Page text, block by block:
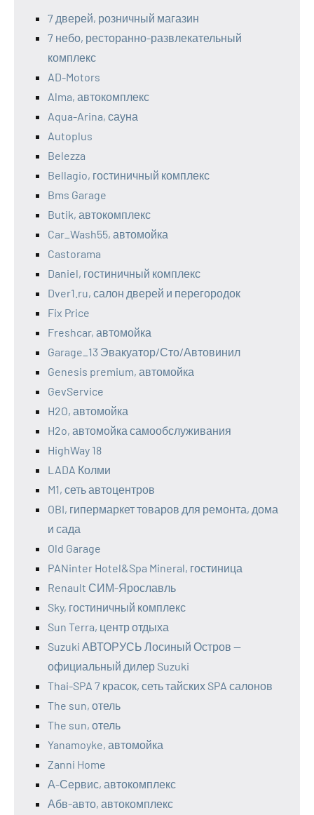
7 дверей, розничный магазин
7 небо, ресторанно-развлекательный
комплекс
AD-Motors
Alma, автокомплекс
Aqua-Arina, сауна
Autoplus
Belezza
Bellagio, гостиничный комплекс
Bms Garage
Butik, автокомплекс
Car_Wash55, автомойка
Castorama
Daniel, гостиничный комплекс
Dver1.ru, салон дверей и перегородок
Fix Price
Freshcar, автомойка
Garage_13 Эвакуатор/Сто/Автовинил
Genesis premium, автомойка
GevService
H2O, автомойка
H2o, автомойка самообслуживания
HighWay 18
LADA Колми
M1, сеть автоцентров
OBI, гипермаркет товаров для ремонта, дома
и сада
Old Garage
PANinter Hotel&Spa Mineral, гостиница
Renault СИМ-Ярославль
Sky, гостиничный комплекс
Sun Terra, центр отдыха
Suzuki АВТОРУСЬ Лосиный Остров —
официальный дилер Suzuki
Thai-SPA 7 красок, сеть тайских SPA салонов
The sun, отель
The sun, отель
Yanamoyke, автомойка
Zanni Home
А-Сервис, автокомплекс
Абв-авто, автокомплекс